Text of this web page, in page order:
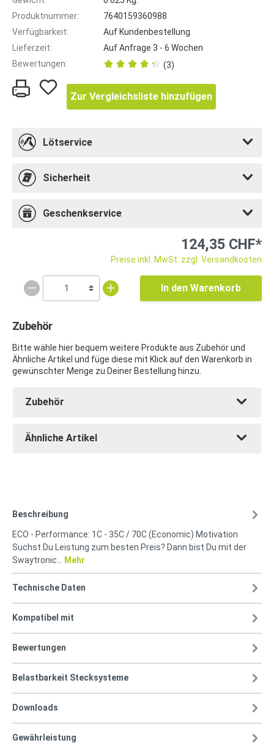
Produktnummer:
7640159360988
Verfügbarkeit:
Auf Kundenbestellung
Lieferzeit:
Auf Anfrage 3 - 6 Wochen
Bewertungen:
(3)
Zur Vergleichsliste hinzufügen
Lötservice
Sicherheit
Geschenkservice
124,35 CHF*
Preise inkl. MwSt. zzgl. Versandkosten
In den Warenkorb
Zubehör
Bitte wähle hier bequem weitere Produkte aus Zubehör und
Ähnliche Artikel und füge diese mit Klick auf den Warenkorb in
gewünschter Menge zu Deiner Bestellung hinzu.
Zubehör
Ähnliche Artikel
Beschreibung
ECO - Performance: 1C - 35C / 70C (Economic) Motivation
Suchst Du Leistung zum besten Preis? Dann bist Du mit der
Swaytronic… Mehr
Technische Daten
Kompatibel mit
Bewertungen
Belastbarkeit Stecksysteme
Downloads
Gewährleistung